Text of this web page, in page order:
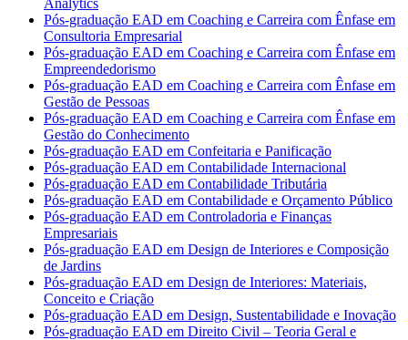
Analytics
Pós-graduação EAD em Coaching e Carreira com Ênfase em
Consultoria Empresarial
Pós-graduação EAD em Coaching e Carreira com Ênfase em
Empreendedorismo
Pós-graduação EAD em Coaching e Carreira com Ênfase em
Gestão de Pessoas
Pós-graduação EAD em Coaching e Carreira com Ênfase em
Gestão do Conhecimento
Pós-graduação EAD em Confeitaria e Panificação
Pós-graduação EAD em Contabilidade Internacional
Pós-graduação EAD em Contabilidade Tributária
Pós-graduação EAD em Contabilidade e Orçamento Público
Pós-graduação EAD em Controladoria e Finanças
Empresariais
Pós-graduação EAD em Design de Interiores e Composição
de Jardins
Pós-graduação EAD em Design de Interiores: Materiais,
Conceito e Criação
Pós-graduação EAD em Design, Sustentabilidade e Inovação
Pós-graduação EAD em Direito Civil – Teoria Geral e